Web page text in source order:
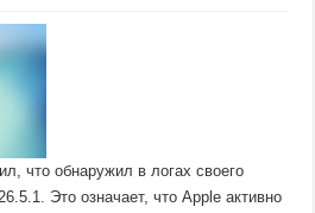
что обнаружил в логах своего
Это означает, что Apple активно